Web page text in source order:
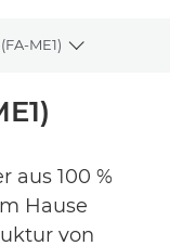
ME1)
Toggle
aus 100 %
Hause
von